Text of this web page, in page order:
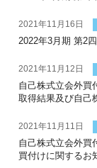
2021年11月16日
2022年3月期 第2
2021年11月12日
自己株式立会外買
取得結果及び自己
2021年11月11日
自己株式立会外買
買付けに関するお